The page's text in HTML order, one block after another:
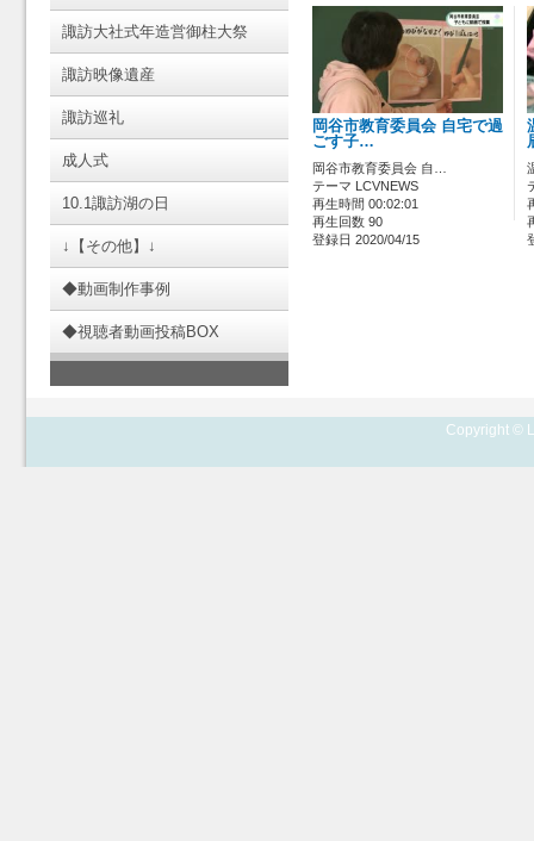
諏訪大社式年造営御柱大祭
諏訪映像遺産
諏訪巡礼
成人式
10.1諏訪湖の日
↓【その他】↓
◆動画制作事例
◆視聴者動画投稿BOX
岡谷市教育委員会 自宅で過
ごす子…
岡谷市教育委員会 自…
テーマ LCVNEWS
再生時間 00:02:01
再生回数 90
登録日 2020/04/15
Copyright ©